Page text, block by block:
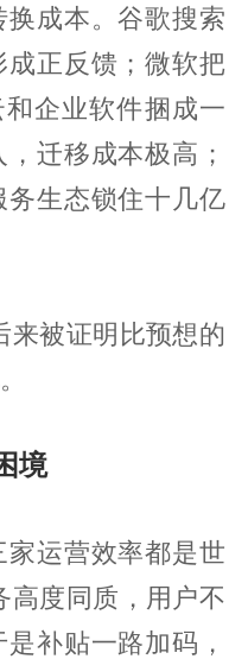
成本。谷歌搜索
正反馈；微软把
企业软件捆成一
迁移成本极高；
生态锁住十几亿
来被证明比预想的
境
运营效率都是世
高度同质，用户不
补贴一路加码，